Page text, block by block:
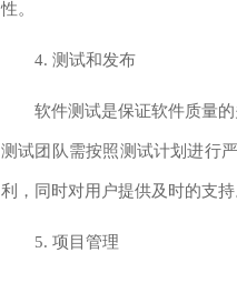
性。
4. 测试和发布
软件测试是保证软件质量的
测试团队需按照测试计划进行
利，同时对用户提供及时的支持
5. 项目管理